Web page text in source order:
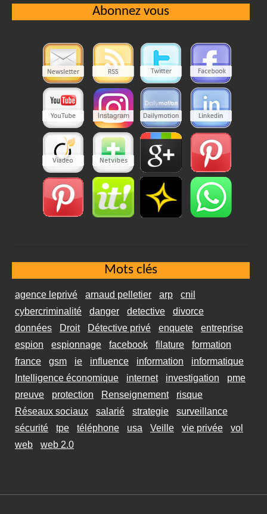
Abonnez vous
Mots clés
agence leprivé arnaud pelletier arp
cnil
cybercriminalité
danger detective
divorce
données
Droit Détective privé enquete
entreprise
espion
espionnage facebook filature
formation
france
gsm ie influence information
informatique
Intelligence économique
internet investigation
pme
preuve
protection Renseignement
risque
Réseaux sociaux
salarié strategie
surveillance
sécurité
tpe téléphone usa Veille vie privée
vol
web
web 2.0